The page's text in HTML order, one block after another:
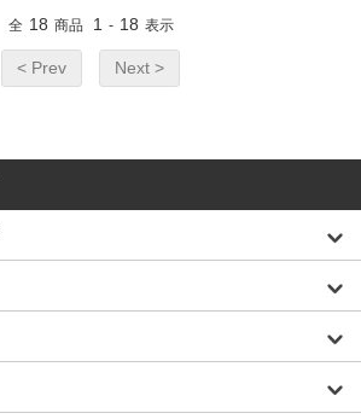
全 18 商品 1 - 18 表示
< Prev Next >